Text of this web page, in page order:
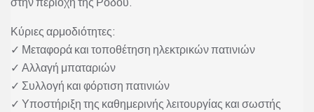
Κύριες αρμοδιότητες:
✓ Μεταφορά και τοποθέτηση ηλεκτρικών πατινιών
✓ Αλλαγή μπαταριών
✓ Συλλογή και φόρτιση πατινιών
✓ Υποστήριξη της καθημερινής λειτουργίας και σωστής